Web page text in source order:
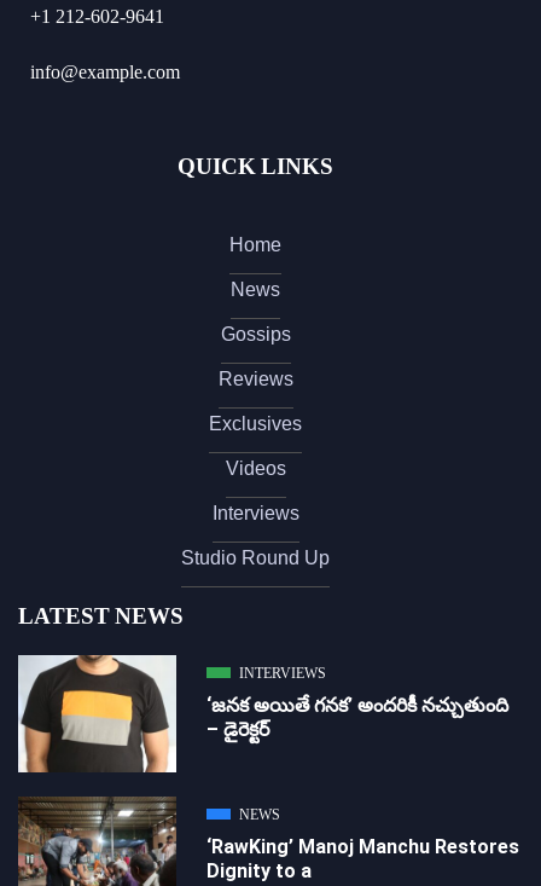
+1 212-602-9641
info@example.com
QUICK LINKS
Home
News
Gossips
Reviews
Exclusives
Videos
Interviews
Studio Round Up
LATEST NEWS
INTERVIEWS
‘జ‌న‌క అయితే గ‌న‌క‌’ అందరికీ నచ్చుతుంది
– డైరెక్ట‌ర్
NEWS
‘RawKing’ Manoj Manchu Restores
Dignity to a